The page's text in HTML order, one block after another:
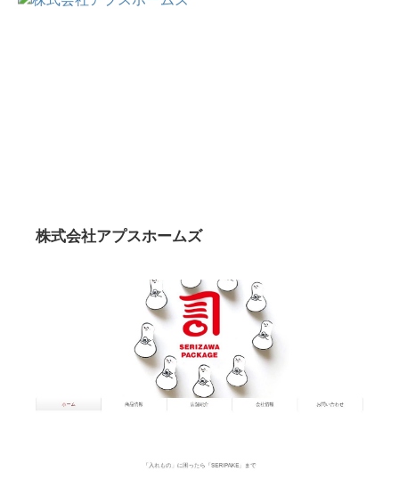
株式会社アプスホームズ